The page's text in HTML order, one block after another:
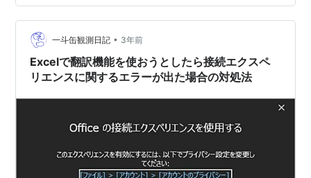
を使ってブラウザに流し込んでGoogleとBingで翻訳させ
られるようにしているが、別のブラウザを使うのがやや
面倒) Wordの翻訳機能の使い方 ・翻訳したい文章を選択
する。 ・「校閲」→「言語」→「翻訳」→「選択範囲の
翻訳」と選択…
一斗缶観測日記 • 3年前
Excelで翻訳機能を使おうとしたら接続エクスペ
リエンスに関するエラーが出た場合の対処法